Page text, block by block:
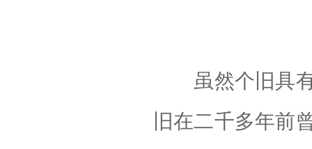
虽然个旧具有
旧在二千多年前